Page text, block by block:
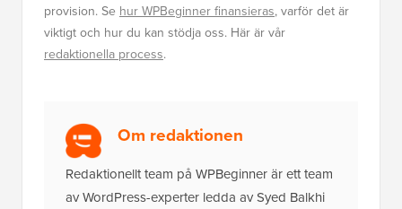
provision. Se hur WPBeginner finansieras, varför det är
viktigt och hur du kan stödja oss. Här är vår
redaktionella process.
Om redaktionen
Redaktionellt team på WPBeginner är ett team
av WordPress-experter ledda av Syed Balkhi